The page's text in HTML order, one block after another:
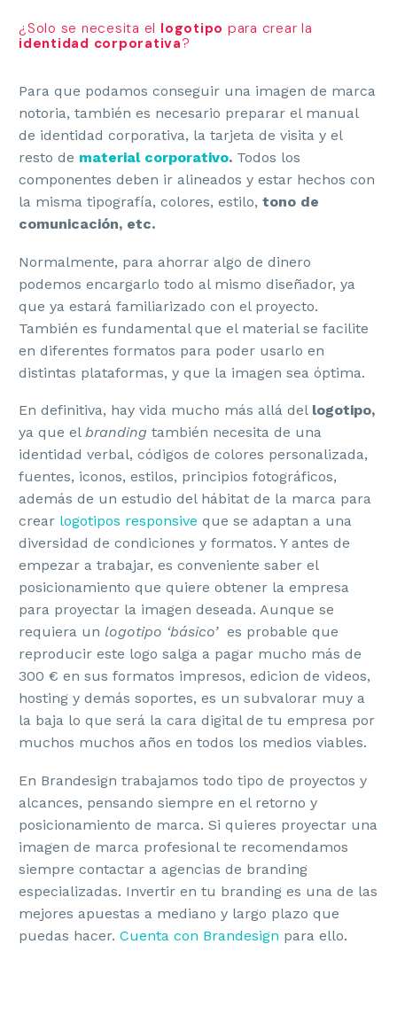
¿Solo se necesita el logotipo para crear la
identidad corporativa?
Para que podamos conseguir una imagen de marca
notoria, también es necesario preparar el manual
de identidad corporativa, la tarjeta de visita y el
resto de material corporativo. Todos los
componentes deben ir alineados y estar hechos con
la misma tipografía, colores, estilo, tono de
comunicación, etc.
Normalmente, para ahorrar algo de dinero
podemos encargarlo todo al mismo diseñador, ya
que ya estará familiarizado con el proyecto.
También es fundamental que el material se facilite
en diferentes formatos para poder usarlo en
distintas plataformas, y que la imagen sea óptima.
En definitiva, hay vida mucho más allá del logotipo,
ya que el branding también necesita de una
identidad verbal, códigos de colores personalizada,
fuentes, iconos, estilos, principios fotográficos,
además de un estudio del hábitat de la marca para
crear logotipos responsive que se adaptan a una
diversidad de condiciones y formatos. Y antes de
empezar a trabajar, es conveniente saber el
posicionamiento que quiere obtener la empresa
para proyectar la imagen deseada. Aunque se
requiera un logotipo ‘básico’ es probable que
reproducir este logo salga a pagar mucho más de
300 € en sus formatos impresos, edicion de videos,
hosting y demás soportes, es un subvalorar muy a
la baja lo que será la cara digital de tu empresa por
muchos muchos años en todos los medios viables.
En Brandesign trabajamos todo tipo de proyectos y
alcances, pensando siempre en el retorno y
posicionamiento de marca. Si quieres proyectar una
imagen de marca profesional te recomendamos
siempre contactar a agencias de branding
especializadas. Invertir en tu branding es una de las
mejores apuestas a mediano y largo plazo que
puedas hacer. Cuenta con Brandesign para ello.